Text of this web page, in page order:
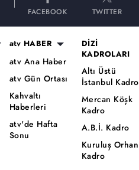
FACEBOOK TWITTER
atv HABER
atv Ana Haber
atv Gün Ortası
Kahvaltı
Haberleri
atv'de Hafta
Sonu
DİZİ
KADROLARI
Altı Üstü
İstanbul Kadro
Mercan Köşk
Kadro
A.B.İ. Kadro
Kuruluş Orhan
Kadro